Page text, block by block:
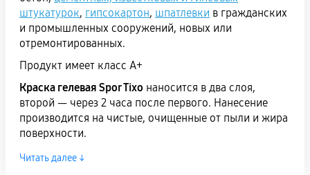
штукатурок, гипсокартон, шпатлевки в гражданских
и промышленных сооружений, новых или
отремонтированных.
Продукт имеет класс A+
Краска гелевая Spor Tixo наносится в два слоя,
второй — через 2 часа после первого. Нанесение
производится на чистые, очищенные от пыли и жира
поверхности.
Преимущества продукта:
Читать далее ↓